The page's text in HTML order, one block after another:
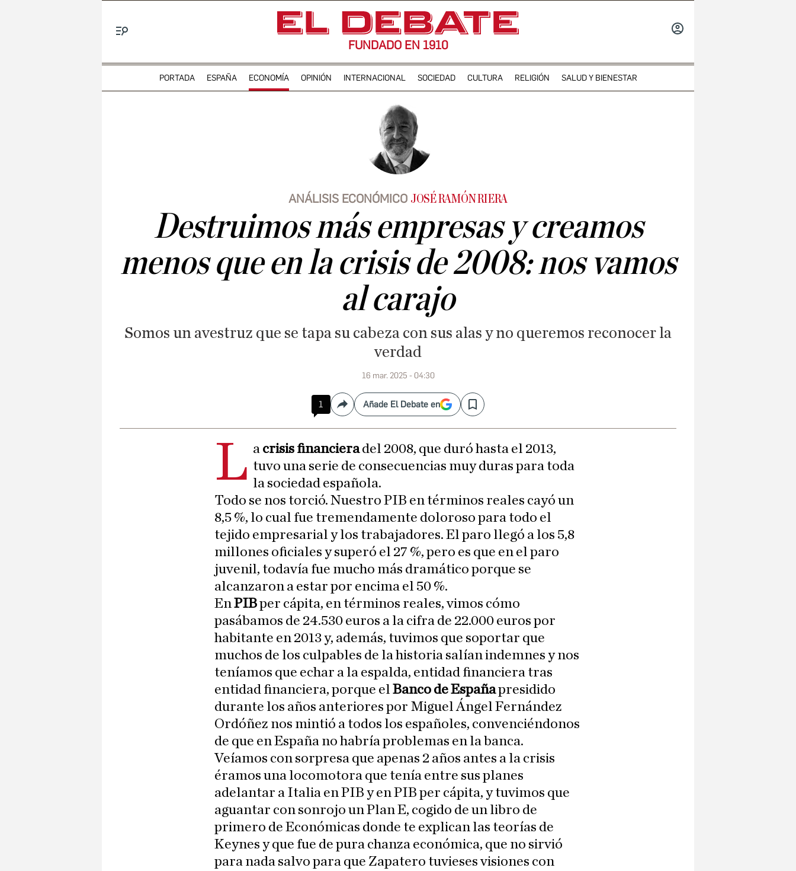
FUNDADO EN 1910
PORTADA ESPAÑA ECONOMÍA OPINIÓN INTERNACIONAL SOCIEDAD CULTURA RELIGIÓN SALUD Y BIENESTAR
ANÁLISIS ECONÓMICO JOSÉ RAMÓN RIERA
Destruimos más empresas y creamos
menos que en la crisis de 2008: nos vamos
al carajo
Somos un avestruz que se tapa su cabeza con sus alas y no queremos reconocer la
verdad
16 mar. 2025 - 04:30
1 CompartirAñade El Debate en Save
L a crisis financieradel 2008, que duró hasta el 2013,
tuvo una serie de consecuencias muy duras para toda
la sociedad española.
Todo se nos torció. Nuestro PIB en términos reales cayó un
8,5 %, lo cual fue tremendamente doloroso para todo el
tejido empresarial y los trabajadores. El paro llegó a los 5,8
millones oficiales y superó el 27 %, pero es que en el paro
juvenil, todavía fue mucho más dramático porque se
alcanzaron a estar por encima el 50 %.
EnPIBper cápita, en términos reales, vimos cómo
pasábamos de 24.530 euros a la cifra de 22.000 euros por
habitante en 2013 y, además, tuvimos que soportar que
muchos de los culpables de la historia salían indemnes y nos
teníamos que echar a la espalda, entidad financiera tras
entidad financiera, porque el Banco de Españapresidido
durante los años anteriores por Miguel Ángel Fernández
Ordóñez nos mintió a todos los españoles, convenciéndonos
de que en España no habría problemas en la banca.
Veíamos con sorpresa que apenas 2 años antes a la crisis
éramos una locomotora que tenía entre sus planes
adelantar a Italia en PIB y en PIB per cápita, y tuvimos que
aguantar con sonrojo un Plan E, cogido de un libro de
primero de Económicas donde te explican las teorías de
Keynes y que fue de pura chanza económica, que no sirvió
para nada salvo para que Zapatero tuvieses visiones con